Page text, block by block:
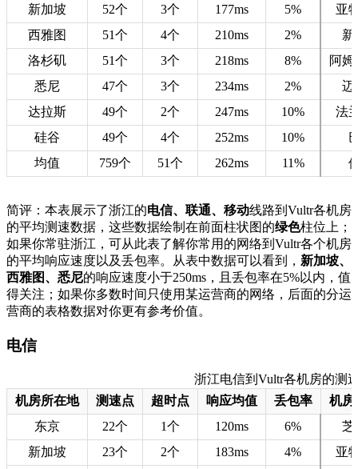
新加坡
52个 3个 177ms 5%
亚
西雅图
51个 4个 210ms 2%
新
洛杉矶
51个 3个 218ms 8%
阿
悉尼
47个 3个 234ms 2%
迈
达拉斯
49个 2个 247ms 10%
法
硅谷
49个 4个 252ms 10%
均值
759个 51个 262ms 11%
简评：本表展示了浙江的电信、联通、移动线路到Vultr各机房
的平均测速数据，这些数据绘制在前面柱状图的绿色柱位上；
如果你常驻浙江，可从此表了解你常用的网络到Vultr各个机房
的平均响应速度以及丢包率。从表中数据可以看到， 新加坡、
西雅图、悉尼的响应速度小于250ms，且丢包率在5%以内，值
得关注；如果你多数时间只使用某运营商的网络，后面的分运
营商的表格数据对你更有参考价值。
电信
浙江电信到Vultr各机房的测
机房所在地
测速点 超时点 响应均值 丢包率
机房
东京
22个 1个 120ms 6%
芝
新加坡
23个 2个 183ms 4%
亚